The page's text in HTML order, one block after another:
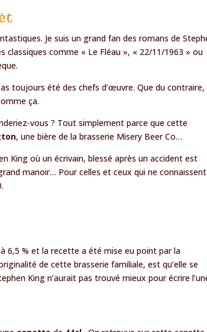
Je suis un grand fan des romans de
classiques comme « Le Fléau », « 22/11/1963 » ou
toujours été des chefs d’œuvre. Que du contraire,
ça.
vous ? Tout simplement parce que cette
, une bière de la brasserie Misery Beer Co…
King où un écrivain, blessé après un accident est
manoir… Pour celles et ceux qui ne connaissent
6,5 % et la recette a été mise eu point par la
de cette brasserie familiale, est qu’elle se
King n’aurait pas trouvé mieux pour écrire